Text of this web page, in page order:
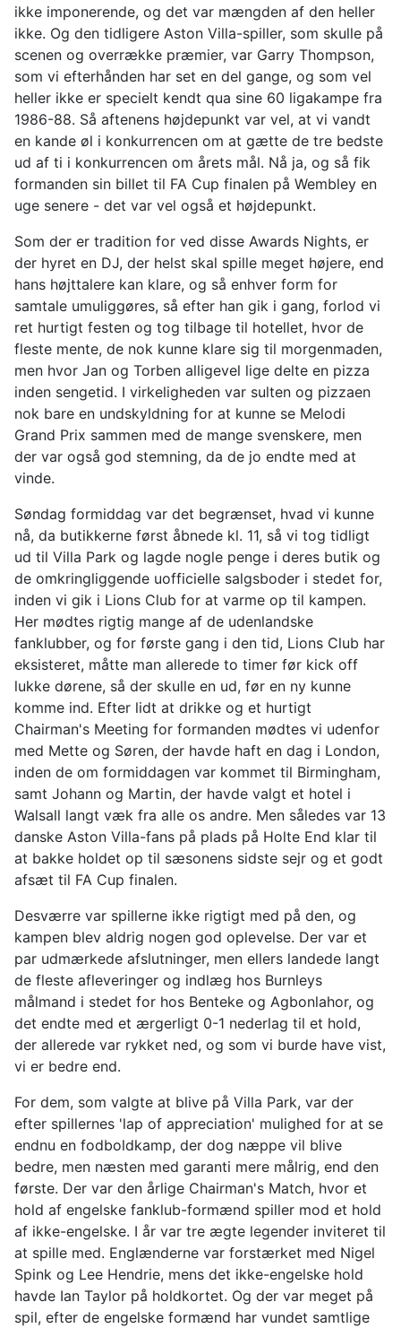
ikke imponerende, og det var mængden af den heller
ikke. Og den tidligere Aston Villa-spiller, som skulle på
scenen og overrække præmier, var Garry Thompson,
som vi efterhånden har set en del gange, og som vel
heller ikke er specielt kendt qua sine 60 ligakampe fra
1986-88. Så aftenens højdepunkt var vel, at vi vandt
en kande øl i konkurrencen om at gætte de tre bedste
ud af ti i konkurrencen om årets mål. Nå ja, og så fik
formanden sin billet til FA Cup finalen på Wembley en
uge senere - det var vel også et højdepunkt.
Som der er tradition for ved disse Awards Nights, er
der hyret en DJ, der helst skal spille meget højere, end
hans højttalere kan klare, og så enhver form for
samtale umuliggøres, så efter han gik i gang, forlod vi
ret hurtigt festen og tog tilbage til hotellet, hvor de
fleste mente, de nok kunne klare sig til morgenmaden,
men hvor Jan og Torben alligevel lige delte en pizza
inden sengetid. I virkeligheden var sulten og pizzaen
nok bare en undskyldning for at kunne se Melodi
Grand Prix sammen med de mange svenskere, men
der var også god stemning, da de jo endte med at
vinde.
Søndag formiddag var det begrænset, hvad vi kunne
nå, da butikkerne først åbnede kl. 11, så vi tog tidligt
ud til Villa Park og lagde nogle penge i deres butik og
de omkringliggende uofficielle salgsboder i stedet for,
inden vi gik i Lions Club for at varme op til kampen.
Her mødtes rigtig mange af de udenlandske
fanklubber, og for første gang i den tid, Lions Club har
eksisteret, måtte man allerede to timer før kick off
lukke dørene, så der skulle en ud, før en ny kunne
komme ind. Efter lidt at drikke og et hurtigt
Chairman's Meeting for formanden mødtes vi udenfor
med Mette og Søren, der havde haft en dag i London,
inden de om formiddagen var kommet til Birmingham,
samt Johann og Martin, der havde valgt et hotel i
Walsall langt væk fra alle os andre. Men således var 13
danske Aston Villa-fans på plads på Holte End klar til
at bakke holdet op til sæsonens sidste sejr og et godt
afsæt til FA Cup finalen.
Desværre var spillerne ikke rigtigt med på den, og
kampen blev aldrig nogen god oplevelse. Der var et
par udmærkede afslutninger, men ellers landede langt
de fleste afleveringer og indlæg hos Burnleys
målmand i stedet for hos Benteke og Agbonlahor, og
det endte med et ærgerligt 0-1 nederlag til et hold,
der allerede var rykket ned, og som vi burde have vist,
vi er bedre end.
For dem, som valgte at blive på Villa Park, var der
efter spillernes 'lap of appreciation' mulighed for at se
endnu en fodboldkamp, der dog næppe vil blive
bedre, men næsten med garanti mere målrig, end den
første. Der var den årlige Chairman's Match, hvor et
hold af engelske fanklub-formænd spiller mod et hold
af ikke-engelske. I år var tre ægte legender inviteret til
at spille med. Englænderne var forstærket med Nigel
Spink og Lee Hendrie, mens det ikke-engelske hold
havde Ian Taylor på holdkortet. Og der var meget på
spil, efter de engelske formænd har vundet samtlige